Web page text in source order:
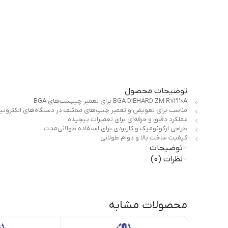
توضیحات محصول
BGA DIEHARD ZM R7220A برای تعمیر چیپست‌های BGA
مناسب برای تعویض و تعمیر چیپ‌های مختلف در دستگاه‌های
عملکرد دقیق و حرفه‌ای برای تعمیرات پیچیده
طراحی ارگونومیک و کاربردی برای استفاده طولانی‌مدت
کیفیت ساخت بالا و دوام طولانی
توضیحات
نظرات (0)
محصولات مشابه